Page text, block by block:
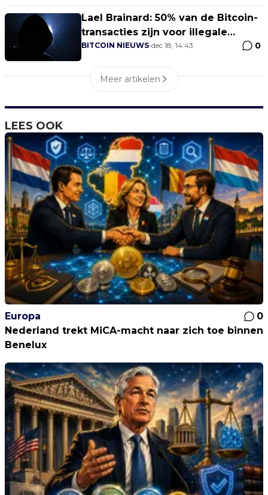
Lael Brainard: 50% van de Bitcoin-
transacties zijn voor illegale
activiteiten
BITCOIN NIEUWS•dec 18, 14:43 0
Meer artikelen
LEES OOK
Europa
0
Nederland trekt MiCA-macht naar zich toe binnen
Benelux